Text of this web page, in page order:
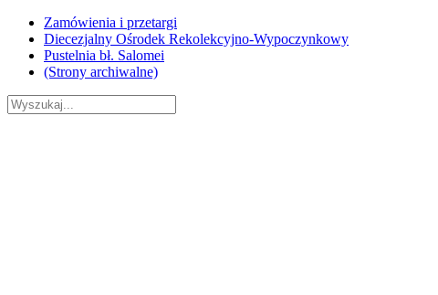
Skip
content
Zamówienia i przetargi
Diecezjalny Ośrodek Rekolekcyjno-Wypoczynkowy
Pustelnia bł. Salomei
(Strony archiwalne)